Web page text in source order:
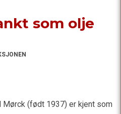
som olje
Mørck (født 1937) er kjent som